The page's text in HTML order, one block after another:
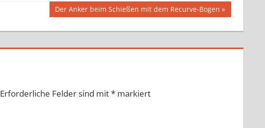
Nächster
Beitrag:
Der Anker beim Schießen mit dem Recurve-Bogen
Erforderliche Felder sind mit*markiert